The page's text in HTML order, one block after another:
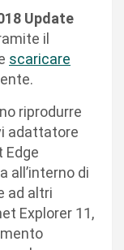
Update
il
scaricare
riprodurre
adattatore
Edge
all’interno di
ad altri
Explorer 11,